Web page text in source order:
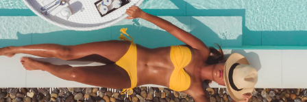
[organizer_dashboard]
Подписка на
рассылку